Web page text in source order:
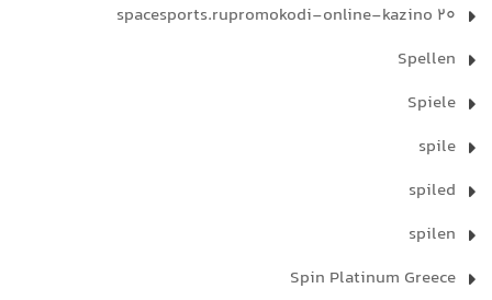
spacesports.rupromokodi-online-kazino 20
Spellen
Spiele
spile
spiled
spilen
Spin Platinum Greece